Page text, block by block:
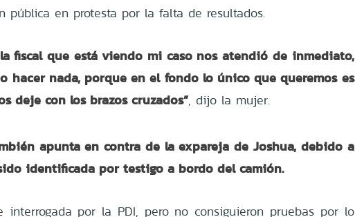
pública en protesta por la falta de resultados.
fiscal que está viendo mi caso nos atendió de inmediato,
hacer nada, porque en el fondo lo único que queremos es
deje con los brazos cruzados”, dijo la mujer.
apunta en contra de la expareja de Joshua, debido a
identificada por testigo a bordo del camión.
interrogada por la PDI, pero no consiguieron pruebas por lo